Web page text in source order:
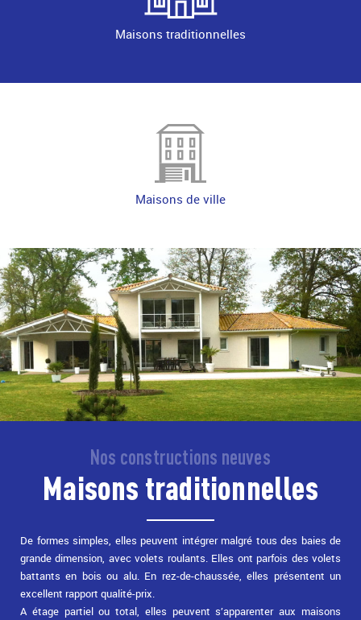
Maisons traditionnelles
Maisons de ville
Nos constructions neuves
Maisons traditionnelles
De formes simples, elles peuvent intégrer malgré tous des baies de
grande dimension, avec volets roulants. Elles ont parfois des volets
battants en bois ou alu. En rez-de-chaussée, elles présentent un
excellent rapport qualité-prix.
A étage partiel ou total, elles peuvent s’apparenter aux maisons